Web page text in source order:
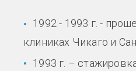
1992 - 1993 г. -
клиниках Чикаго и
1993 г. –